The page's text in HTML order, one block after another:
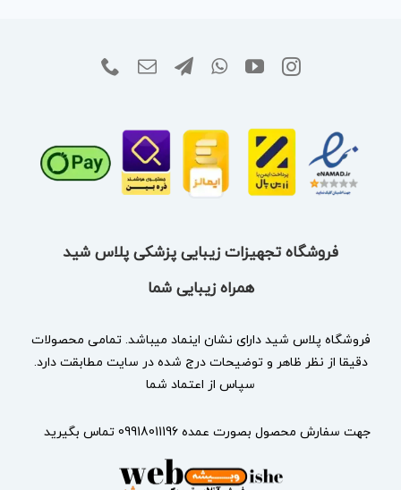
فروشگاه تجهیزات زیبایی پزشکی پلاس شید
همراه زیبایی شما
فروشگاه پلاس شید دارای نشان اینماد میباشد. تمامی محصولات
دقیقا از نظر ظاهر و توضیحات درج شده در سایت مطابقت دارد.
سپاس از اعتماد شما
جهت سفارش محصول بصورت عمده 09918011196 تماس بگیرید